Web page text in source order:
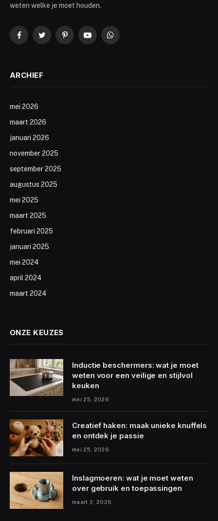
weten welke je moet houden.
FacebookTwitterPinterestYouTubeWhatsApp
ARCHIEF
mei 2026
maart 2026
januari 2026
november 2025
september 2025
augustus 2025
mei 2025
maart 2025
februari 2025
januari 2025
mei 2024
april 2024
maart 2024
ONZE KEUZES
Inductie beschermers: wat je moet
weten voor een veilige en stijlvol
keuken
mei 25, 2026
Creatief haken: maak unieke knuffels
en ontdek je passie
mei 25, 2026
Inslagmoeren: wat je moet weten
over gebruik en toepassingen
maart 2, 2026